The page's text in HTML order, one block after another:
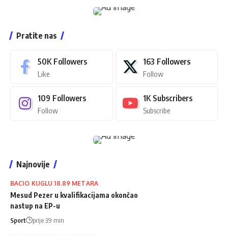
Pratite nas
50K Followers
Like
163 Followers
Follow
109 Followers
Follow
1K Subscribers
Subscribe
Najnovije
BACIO KUGLU 18.89 METARA
Mesud Pezer u kvalifikacijama okončao
nastup na EP-u
Sport prije 39 min